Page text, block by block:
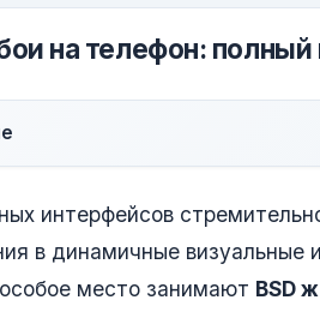
на телефон: полный
интерфейсов
в динамичные визуальные
место занимают BSD